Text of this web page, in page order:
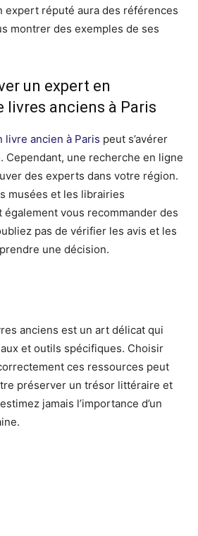
expert réputé aura des références
montrer des exemples de ses
un expert en
livres anciens à Paris
livre ancien à Paris peut s’avérer
Cependant, une recherche en ligne
des experts dans votre région.
musées et les librairies
vous recommander des
pas de vérifier les avis et les
une décision.
anciens est un art délicat qui
et outils spécifiques. Choisir
ces ressources peut
préserver un trésor littéraire et
jamais l’importance d’un